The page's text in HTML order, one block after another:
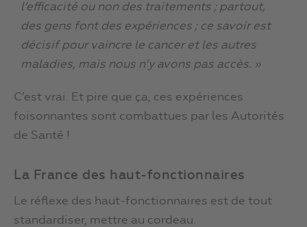
l’efficacité ou non des traitements ; partout,
des gens font des expériences ; ce savoir est
décisif pour vaincre le cancer et les autres
maladies, mais nous n’y avons pas accès. »
C’est vrai. Et pire que ça, ces expériences
foisonnantes sont combattues par les Autorités
de Santé !
La France des haut-fonctionnaires
Le réflexe des haut-fonctionnaires est de tout
standardiser, mettre au cordeau.